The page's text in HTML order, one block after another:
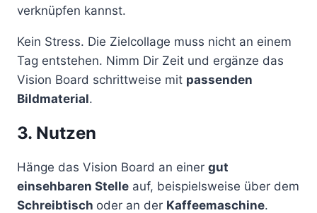
verknüpfen kannst.
Kein Stress. Die Zielcollage muss nicht an einem
Tag entstehen. Nimm Dir Zeit und ergänze das
Vision Board schrittweise mit passenden
Bildmaterial.
3. Nutzen
Hänge das Vision Board an einer gut
einsehbaren Stelle auf, beispielsweise über dem
Schreibtisch oder an der Kaffeemaschine.